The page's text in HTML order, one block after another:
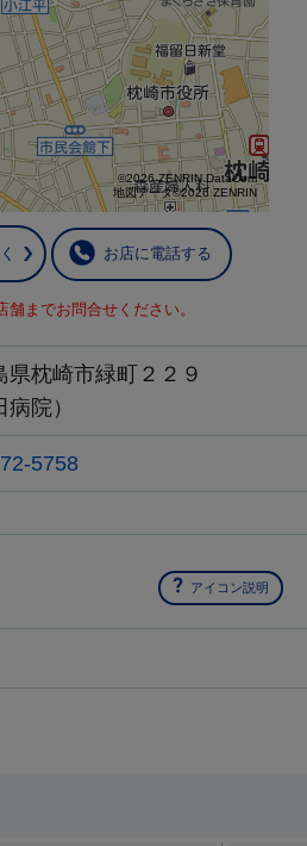
©2026 ZENRIN DataCom
地図データ©2026 ZENRIN
お店に電話する
までお問合せください。
県枕崎市緑町２２９
病院）
5758
アイコン説明